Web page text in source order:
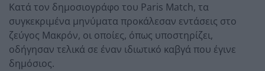
Κατά τον δημοσιογράφο του Paris Match, τα
συγκεκριμένα μηνύματα προκάλεσαν εντάσεις στο
ζεύγος Μακρόν, οι οποίες, όπως υποστηρίζει,
οδήγησαν τελικά σε έναν ιδιωτικό καβγά που έγινε
δημόσιος.